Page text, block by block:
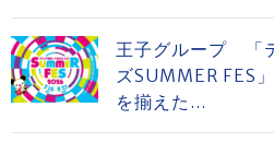
王子グループ 「
ズSUMMER FES
を揃えた...